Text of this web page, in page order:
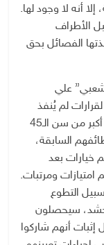
أنه لا وجود لها.
الأطراف
الفصائل بحق
علي
لم يُنفذ
منها لغاية الآن أي شيء، منها تسريح من هم أكبر من سن الـ45
السابقة،
خيارات بعد
ومرتبات.
التطوع
سيحصلون
أنهم شاركوا